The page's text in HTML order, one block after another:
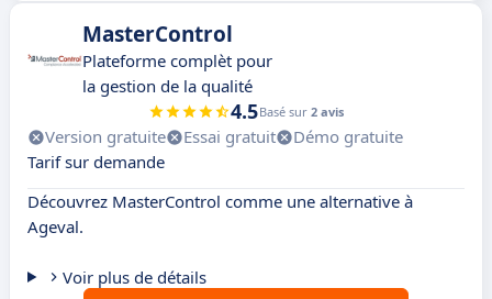
MasterControl
Plateforme complèt pour
la gestion de la qualité
4.5Basé sur 2 avis
Version gratuite Essai gratuit
Démo gratuite
Tarif sur demande
Découvrez MasterControl comme une alternative à
Ageval.
Voir plus de détails